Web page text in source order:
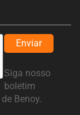
Enviar
Siga nosso
boletim
Benoy.